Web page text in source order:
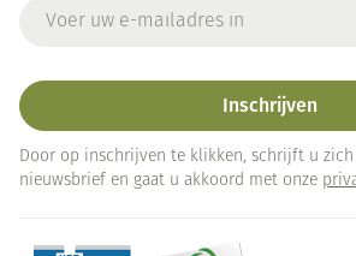
Inschrijven
Door op inschrijven te klikken, schrijft u
nieuwsbrief en gaat u akkoord met onze